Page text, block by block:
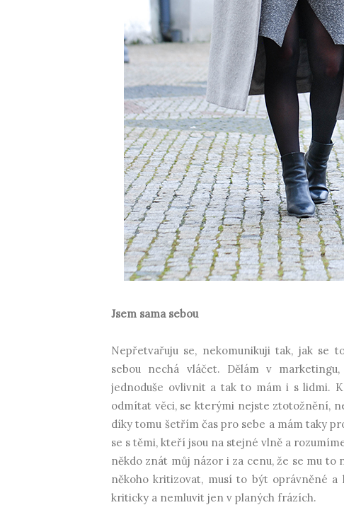
Jsem sama sebou
Nepřetvařuju se, nekomunikuji tak, jak se
sebou nechá vláčet. Dělám v
jednoduše ovlivnit a tak to mám i s lidmi.
odmítat věci, se kterými nejste ztotožnění,
díky tomu šetřím čas pro sebe a mám taky
se s těmi, kteří jsou na stejné vlně a
někdo znát můj názor i za cenu, že se mu
někoho kritizovat, musí to být oprávněné
kriticky a nemluvit jen v planých frázích.